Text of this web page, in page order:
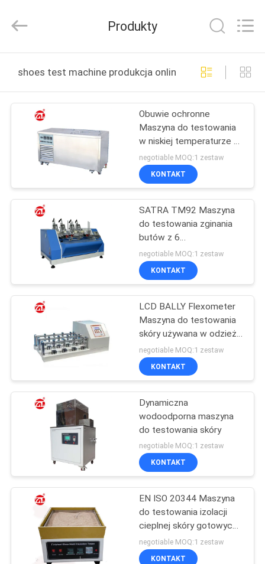
PRODUKTY
FILMY
NAS
WYCIECZKA
FABRYCE
KONTROLA
JAKOŚCI
SKONTAKTUJ
SIĘ
AKTUALNOŚCI
POPROSIĆ
O
WYCENĘ
Technology
Rights
Produkty
shoes test machine produkcja online
Obuwie ochronne
Maszyna do testowania
w niskiej temperaturze z
funkcją automatycznego
odszraniania
negotiable MOQ:1 zestaw
KONTAKT
SATRA TM92 Maszyna
do testowania zginania
butów z 6
elektronicznymi ekranami
LCD, 0°~90°
regulowanym kątem
150 cpm
negotiable MOQ:1 zestaw
KONTAKT
LCD BALLY Flexometer
Maszyna do testowania
skóry używana w odzieży
/ obuwie / torbach
negotiable MOQ:1 zestaw
KONTAKT
Dynamiczna
wodoodporna maszyna
do testowania skóry
negotiable MOQ:1 zestaw
KONTAKT
EN ISO 20344 Maszyna
do testowania izolacji
cieplnej skóry gotowych
butów
negotiable MOQ:1 zestaw
KONTAKT